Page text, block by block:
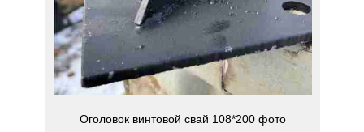
⚙ Площадки СЗВС усилены 4-мя
косынками.
Оголовок винтовой свай 108*200 фото